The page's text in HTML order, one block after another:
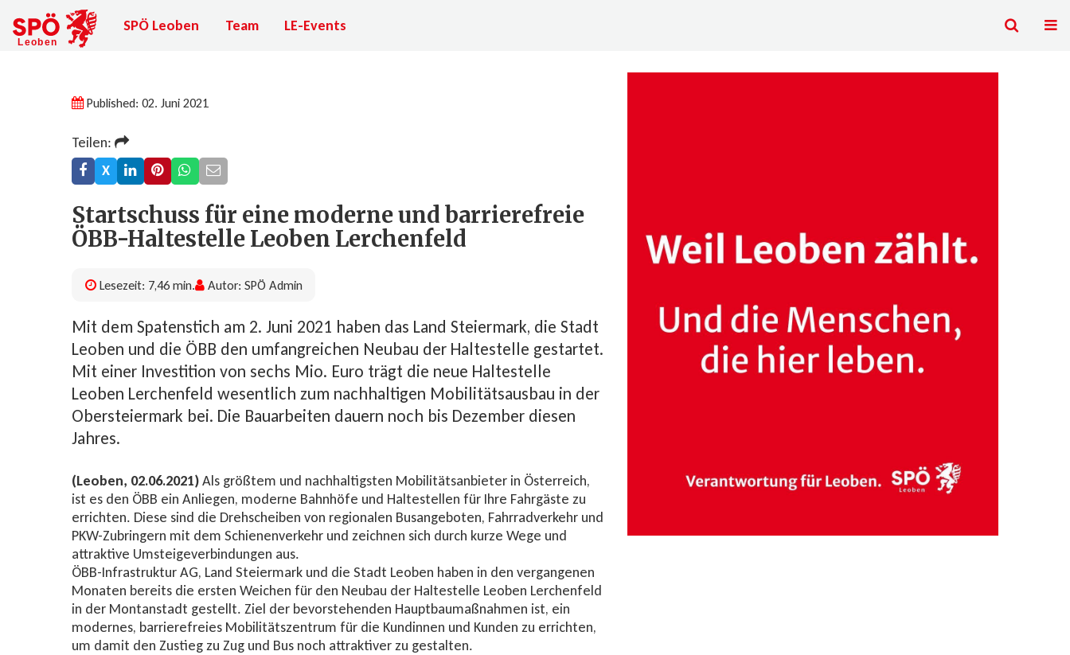
SPÖ Leoben Team LE-Events
Published: 02. Juni 2021
Teilen:
X
Startschuss für eine moderne und barrierefreie
ÖBB-Haltestelle Leoben Lerchenfeld
Lesezeit: 7,46 min. Autor: SPÖ Admin
Mit dem Spatenstich am 2. Juni 2021 haben das Land Steiermark, die Stadt
Leoben und die ÖBB den umfangreichen Neubau der Haltestelle gestartet.
Mit einer Investition von sechs Mio. Euro trägt die neue Haltestelle
Leoben Lerchenfeld wesentlich zum nachhaltigen Mobilitätsausbau in der
Obersteiermark bei. Die Bauarbeiten dauern noch bis Dezember diesen
Jahres.
(Leoben, 02.06.2021)Als größtem und nachhaltigsten Mobilitätsanbieter in Österreich,
ist es den ÖBB ein Anliegen, moderne Bahnhöfe und Haltestellen für Ihre Fahrgäste zu
errichten. Diese sind die Drehscheiben von regionalen Busangeboten, Fahrradverkehr und
PKW-Zubringern mit dem Schienenverkehr und zeichnen sich durch kurze Wege und
attraktive Umsteigeverbindungen aus.
ÖBB-Infrastruktur AG, Land Steiermark und die Stadt Leoben haben in den vergangenen
Monaten bereits die ersten Weichen für den Neubau der Haltestelle Leoben Lerchenfeld
in der Montanstadt gestellt. Ziel der bevorstehenden Hauptbaumaßnahmen ist, ein
modernes, barrierefreies Mobilitätszentrum für die Kundinnen und Kunden zu errichten,
um damit den Zustieg zu Zug und Bus noch attraktiver zu gestalten.